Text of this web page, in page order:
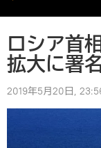
ロシア首
拡大に署
2019年5月20日,